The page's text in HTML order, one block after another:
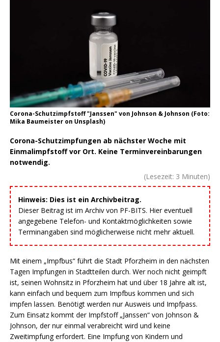
Corona-Schutzimpfstoff "Janssen" von Johnson & Johnson (Foto:
Mika Baumeister on Unsplash)
Corona-Schutzimpfungen ab nächster Woche mit
Einmalimpfstoff vor Ort. Keine Terminvereinbarungen
notwendig.
(Lesezeit: 3 Minuten)
Hinweis: Dies ist ein Archivbeitrag.
Dieser Beitrag ist im Archiv von PF-BITS. Hier eventuell
angegebene Telefon- und Kontaktmöglichkeiten sowie
Terminangaben sind möglicherweise nicht mehr aktuell.
Mit einem „Impfbus“ führt die Stadt Pforzheim in den nächsten
Tagen Impfungen in Stadtteilen durch. Wer noch nicht geimpft
ist, seinen Wohnsitz in Pforzheim hat und über 18 Jahre alt ist,
kann einfach und bequem zum Impfbus kommen und sich
impfen lassen. Benötigt werden nur Ausweis und Impfpass.
Zum Einsatz kommt der Impfstoff „Janssen“ von Johnson &
Johnson, der nur einmal verabreicht wird und keine
Zweitimpfung erfordert. Eine Impfung von Kindern und